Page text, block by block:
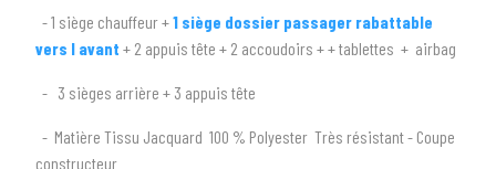
SÉLECTIONNEZ LE TYPE DE VOTRE VÉHICULE
Tous les types
SÉLECTIONNEZ LA MARQUE DE VOTRE VÉHICULE
- 1 siège chauffeur +1 siège dossier passager rabattable
vers l avant + 2 appuis tête + 2 accoudoirs + + tablettes + airbag
- 3 sièges arrière + 3 appuis tête
- Matière Tissu Jacquard 100 % Polyester Très résistant - Coupe
constructeur